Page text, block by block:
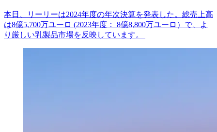
本日、リーリーは2024年度の年次決算を発表した。総売上高
は8億5,700万ユーロ (2023年度 ： 8億8,800万ユーロ ） で、よ
り厳しい乳製品市場を反映しています。